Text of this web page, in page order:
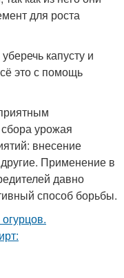
для роста
капусту и
это с помощь
урожая
внесение
Применение в
давно
способ борьбы.